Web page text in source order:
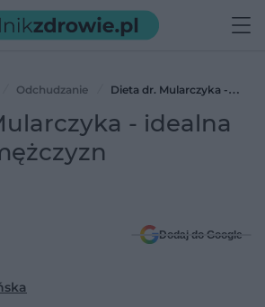
Odchudzanie
Dieta dr. Mularczyka -
- idealna
Dodaj do Google